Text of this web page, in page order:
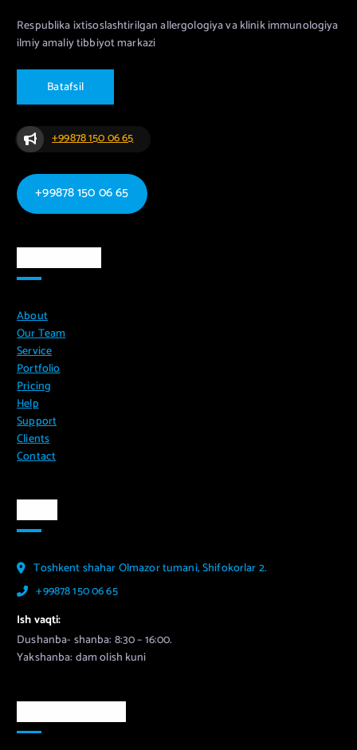
Respublika ixtisoslashtirilgan allergologiya va klinik immunologiya
ilmiy amaliy tibbiyot markazi
Batafsil
+99878 150 06 65
+99878 150 06 65
About
Our Team
Service
Portfolio
Pricing
Help
Support
Clients
Contact
Toshkent shahar Olmazor tumani, Shifokorlar 2.
+99878 150 06 65
Ish vaqti:
Dushanba- shanba: 8:30 – 16:00.
Yakshanba: dam olish kuni